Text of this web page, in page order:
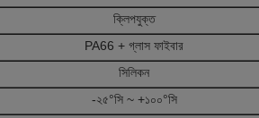
ক্লিপযুক্ত
PA66 + গ্লাস ফাইবার
সিলিকন
-২৫°সি ~ +১০০°সি